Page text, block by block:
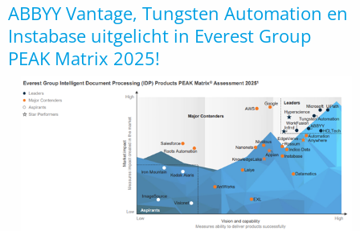
ABBYY Vantage, Tungsten Automation en
Instabase uitgelicht in Everest Group
PEAK Matrix 2025!